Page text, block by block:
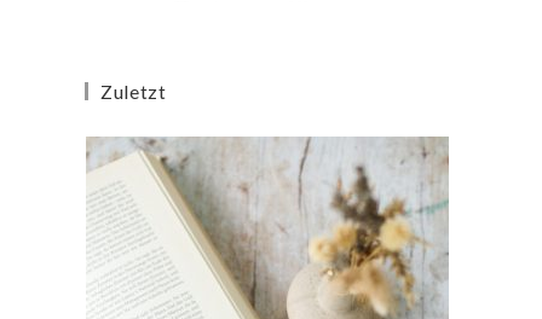
Zuletzt